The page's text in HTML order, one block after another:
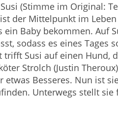
(Stimme im Original:
der Mittelpunkt im
ein Baby bekommen. Auf
sodass es eines Tages
trifft Susi auf einen Hund,
Strolch (Justin
etwas Besseres. Nun ist
Unterwegs stellt